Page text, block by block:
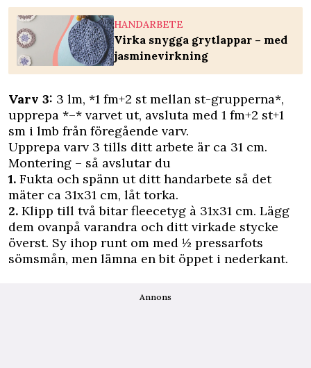
HANDARBETE
Virka snygga grytlappar – med
jasminevirkning
Varv 3: 3 lm, *1 fm+2 st mellan st-grupperna*,
upprepa *–* varvet ut, avsluta med 1 fm+2 st+1
sm i lmb från föregående varv.
Upprepa varv 3 tills ditt arbete är ca 31 cm.
Montering – så avslutar du
1. Fukta och spänn ut ditt handarbete så det
mäter ca 31x31 cm, låt torka.
2. Klipp till två bitar fleecetyg à 31x31 cm. Lägg
dem ovanpå varandra och ditt virkade stycke
överst. Sy ihop runt om med ½ pressarfots
sömsmån, men lämna en bit öppet i nederkant.
Annons